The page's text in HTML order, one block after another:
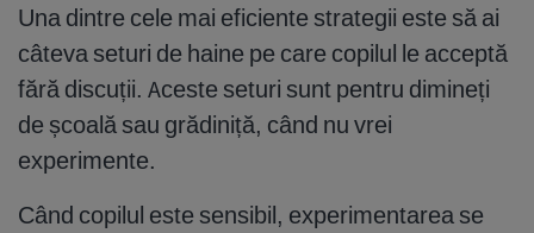
Una dintre cele mai eficiente strategii este să ai
câteva seturi de haine pe care copilul le acceptă
fără discuții. Aceste seturi sunt pentru dimineți
de școală sau grădiniță, când nu vrei
experimente.
Când copilul este sensibil, experimentarea se